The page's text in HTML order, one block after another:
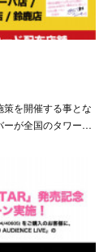
を開催する事とな
ーが全国のタワー…